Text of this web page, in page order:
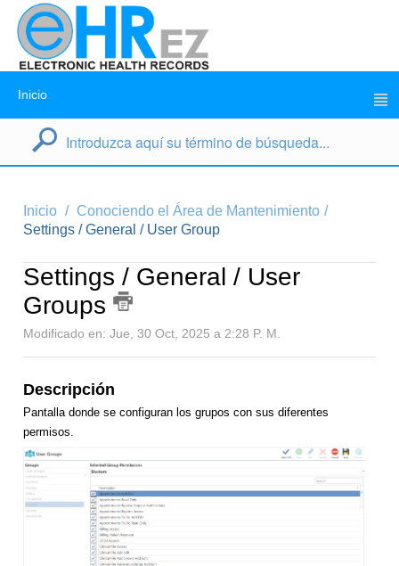
Inicio
Inicio
Conociendo el Área de Mantenimiento
Settings / General / User Group
Settings / General / User
Groups
Modificado en: Jue, 30 Oct, 2025 a 2:28 P. M.
Descripción
Pantalla donde se configuran los grupos con sus diferentes
permisos.